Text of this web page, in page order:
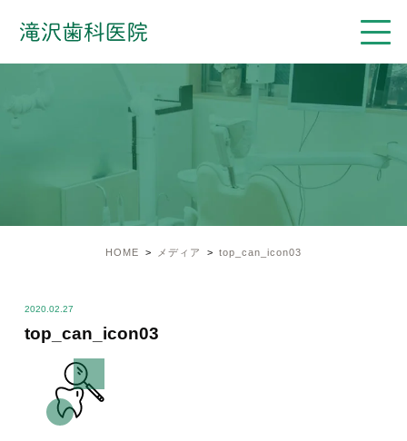
HOME メディア top_can_icon03
2020.02.27
top_can_icon03